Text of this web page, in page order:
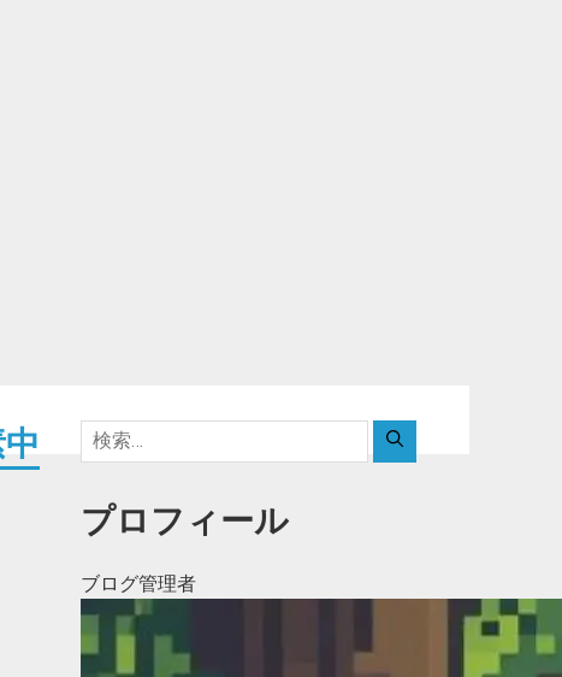
検
索:
プロフィール
ブログ管理者